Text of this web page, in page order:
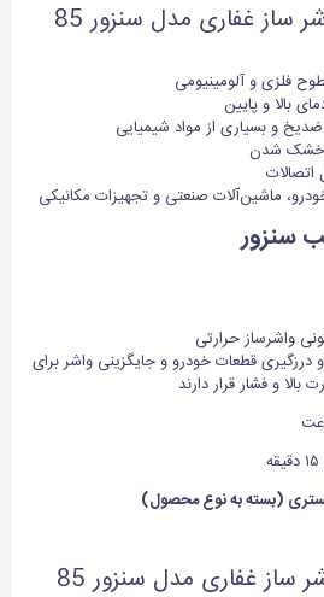
ویژگی‌های چسب واشر ساز غفاری مدل سنزور 85
فلزی و آلومینیومی
بالا و پایین
ضدیخ و بسیاری از مواد شیمیایی
خشک شدن
ماشین‌آلات صنعتی و تجهیزات مکانیکی
سنزور
واشرساز حرارتی
درزگیری قطعات خودرو و جایگزینی واشر برای
و فشار قرار دارند
(بسته به نوع محصول)
کاربردهای چسب واشر ساز غفاری مدل سنزور 85